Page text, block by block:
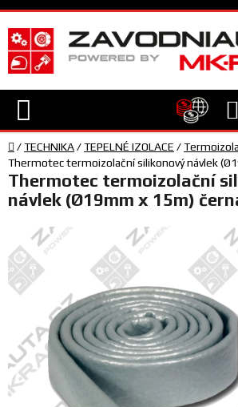
Přejít
na
obsah
TECHNIKA
VYBAVENÍ
JEZDEC
TÝM
SERVIS
FANOUŠCI
Domů
/TECHNIKA/TEPELNÉ IZOLACE /
Thermotec termoizolační silikonový návlek
Thermotec termoizolační
návlek (Ø19mm x 15m)